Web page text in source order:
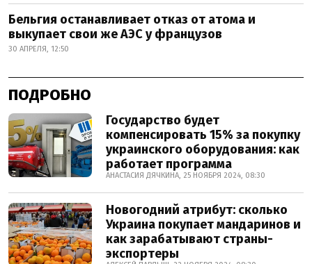
Бельгия останавливает отказ от атома и
выкупает свои же АЭС у французов
30 АПРЕЛЯ, 12:50
ПОДРОБНО
Государство будет
компенсировать 15% за покупку
украинского оборудования: как
работает программа
АНАСТАСИЯ ДЯЧКИНА, 25 НОЯБРЯ 2024, 08:30
Новогодний атрибут: сколько
Украина покупает мандаринов и
как зарабатывают страны-
экспортеры